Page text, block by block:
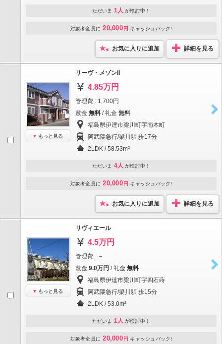
ただいま 1人 が検討中！
対象者全員に 20,000 円 キャッシュバック!
お気に入りに追加 詳細を見る
もっと見る
リーヴ・メゾンII
4.85万円
管理費 : 1,700円
敷金 無料 / 礼金 無料
福島県伊達市梁川町字南本町
阿武隈急行/梁川駅 歩17分
2LDK / 58.53m²
ただいま 4人 が検討中！
対象者全員に 20,000 円 キャッシュバック!
お気に入りに追加 詳細を見る
もっと見る
リヴィエール
4.5万円
管理費 : －
敷金 9.0万円 / 礼金 無料
福島県伊達市梁川町字四石蒔
阿武隈急行/梁川駅 歩15分
2LDK / 53.0m²
ただいま 1人 が検討中！
対象者全員に 20,000 円 キャッシュバック!